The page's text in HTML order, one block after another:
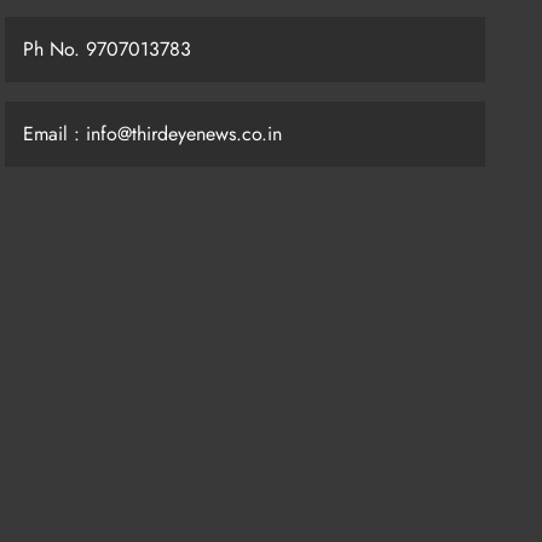
Ph No. 9707013783
Email : info@thirdeyenews.co.in